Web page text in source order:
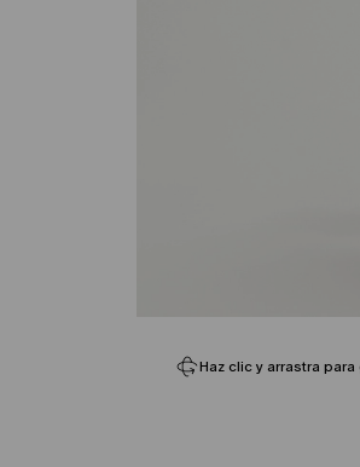
Haz clic y arrastra